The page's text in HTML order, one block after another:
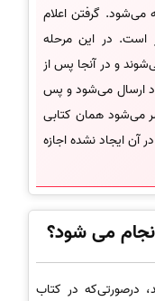
گرفتن اعلام
است. در این مرحله
و در آنجا پس از
ارسال می‌شود و پس
می‌شود همان کتابی
آن ایجاد نشده اجازه
می شود؟
درصورتی‌که در کتاب